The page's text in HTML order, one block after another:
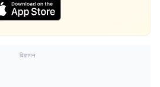
विज्ञापन